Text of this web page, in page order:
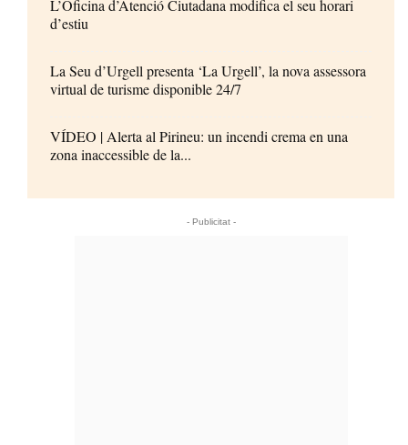
L’Oficina d’Atenció Ciutadana modifica el seu horari
d’estiu
La Seu d’Urgell presenta ‘La Urgell’, la nova assessora
virtual de turisme disponible 24/7
VÍDEO | Alerta al Pirineu: un incendi crema en una
zona inaccessible de la...
- Publicitat -